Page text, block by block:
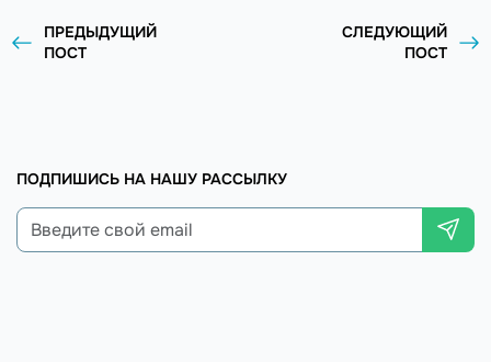
ПРЕДЫДУЩИЙ
ПОСТ
СЛЕДУЮЩИЙ
ПОСТ
ПОДПИШИСЬ НА НАШУ РАССЫЛКУ